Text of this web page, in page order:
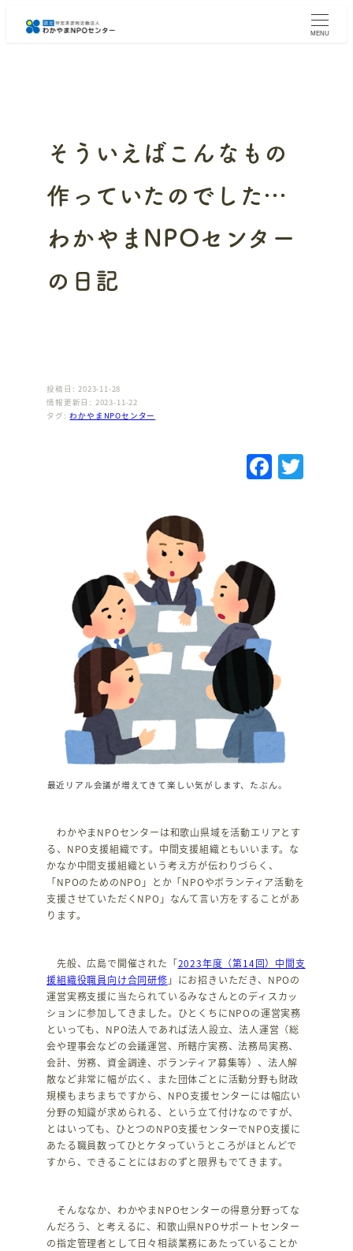
MENU
そういえばこんなもの
作っていたのでした…
わかやまNPOセンター
の日記
投稿日: 2023-11-28
情報更新日: 2023-11-22
タグ:わかやまNPOセンター
F
a
o
o
k
T
最近リアル会議が増えてきて楽しい気がします、たぶん。
わかやまNPOセンターは和歌山県域を活動エリアとす
る、NPO支援組織です。中間支援組織ともいいます。な
かなか中間支援組織という考え方が伝わりづらく、
「NPOのためのNPO」とか「NPOやボランティア活動を
支援させていただくNPO」なんて言い方をすることがあ
ります。
先般、広島で開催された「2023年度（第14回）中間支
援組織役職員向け合同研修 」にお招きいただき、NPOの
運営実務支援に当たられているみなさんとのディスカッ
ションに参加してきました。ひとくちにNPOの運営実務
といっても、NPO法人であれば法人設立、法人運営（総
会や理事会などの会議運営、所轄庁実務、法務局実務、
会計、労務、資金調達、ボランティア募集等）、法人解
散など非常に幅が広く、また団体ごとに活動分野も財政
規模もまちまちですから、NPO支援センターには幅広い
分野の知識が求められる、という立て付けなのですが、
とはいっても、ひとつのNPO支援センターでNPO支援に
あたる職員数ってひとケタっていうところがほとんどで
すから、できることにはおのずと限界もでてきます。
そんななか、わかやまNPOセンターの得意分野ってな
んだろう、と考えるに、和歌山県NPOサポートセンター
の指定管理者として日々相談業務にあたっていることか